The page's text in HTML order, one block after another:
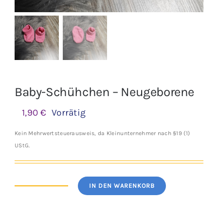
Babyausstattung
Krims Krams
Baby-Schühchen – Neugeborene
1,90€ Vorrätig
Kein Mehrwertsteuerausweis, da Kleinunternehmer nach §19 (1)
UStG.
IN DEN WARENKORB